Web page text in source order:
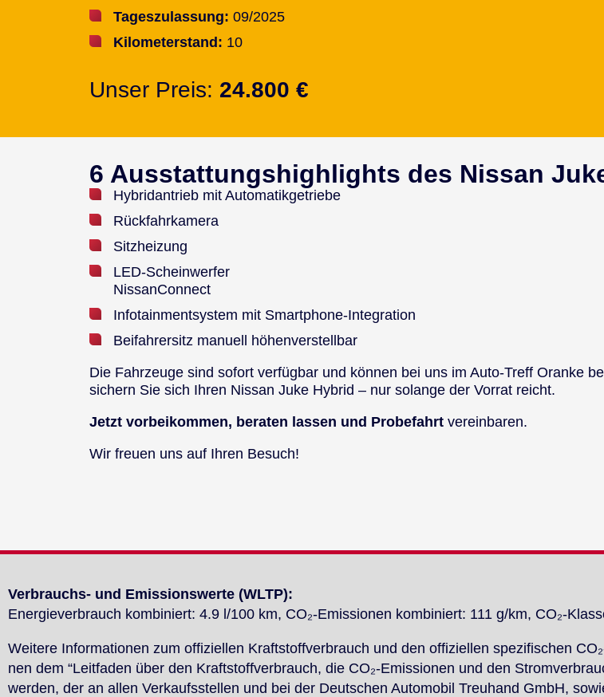
Ta­ges­zu­las­sung: 09/2025
Ki­lo­me­ter­stand: 10
Un­ser Preis: 24.800 €
6 Ausstattungshighlights des Nissan
Hy­brid­an­trieb mit Au­to­ma­tik­ge­trie­be
Rück­fahr­ka­me­ra
Sitz­hei­zung
LED-Schein­wer­fer
Nis­sanCon­nect
In­fo­tain­ment­sys­tem mit Smart­phone-In­te­gra­ti­on
Bei­fah­rer­sitz ma­nu­ell hö­hen­ver­stell­bar
Die Fahr­zeu­ge sind so­fort ver­füg­bar und kön­nen bei uns im Auto-Treff Oran­ke
si­chern Sie sich Ih­ren Nis­san Juke Hy­brid – nur so­lan­ge der Vor­rat reicht.
Jetzt vor­bei­kom­men, be­ra­ten las­sen und Pro­be­fahrt ver­ein­ba­ren.
Wir freu­en uns auf Ih­ren Be­such!
Ver­brauchs- und Emis­si­ons­wer­te (WLTP):
En­er­gie­ver­brauch kom­bi­niert: 4.9 l/100 km, CO₂-Emis­sio­nen kom­bi­niert: 111 g/km, CO₂-
Wei­te­re In­for­ma­tio­nen zum of­fi­zi­el­len Kraft­stoff­ver­brauch und den of­fi­zi­el­len spe­zi­fi­schen
nen dem “Leit­fa­den über den Kraft­stoff­ver­brauch, die CO₂-Emis­sio­nen und den
wer­den, der an al­len Ver­kaufs­stel­len und bei der Deut­schen Au­to­mo­bil Treu­hand GmbH,